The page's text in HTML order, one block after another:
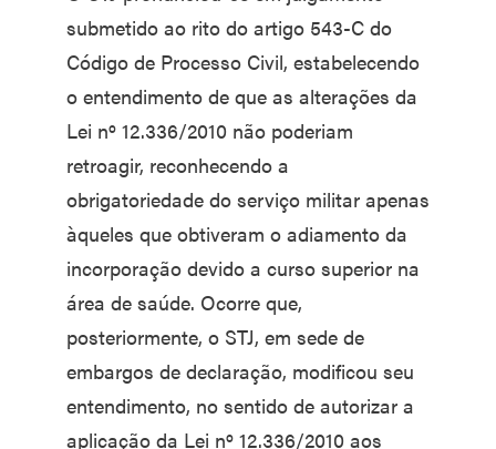
submetido ao rito do artigo 543-C do
Código de Processo Civil, estabelecendo
o entendimento de que as alterações da
Lei nº 12.336/2010 não poderiam
retroagir, reconhecendo a
obrigatoriedade do serviço militar apenas
àqueles que obtiveram o adiamento da
incorporação devido a curso superior na
área de saúde. Ocorre que,
posteriormente, o STJ, em sede de
embargos de declaração, modificou seu
entendimento, no sentido de autorizar a
aplicação da Lei nº 12.336/2010 aos